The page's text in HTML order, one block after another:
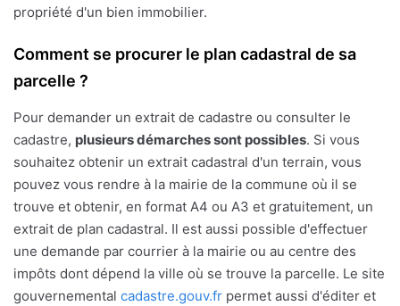
propriété d'un bien immobilier.
Comment se procurer le plan cadastral de sa
parcelle ?
Pour demander un extrait de cadastre ou consulter le
cadastre, plusieurs démarches sont possibles. Si vous
souhaitez obtenir un extrait cadastral d'un terrain, vous
pouvez vous rendre à la mairie de la commune où il se
trouve et obtenir, en format A4 ou A3 et gratuitement, un
extrait de plan cadastral. Il est aussi possible d'effectuer
une demande par courrier à la mairie ou au centre des
impôts dont dépend la ville où se trouve la parcelle. Le site
gouvernemental cadastre.gouv.fr permet aussi d'éditer et